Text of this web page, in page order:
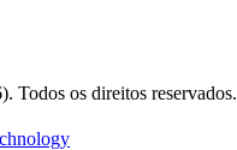
Todos os direitos reservados.